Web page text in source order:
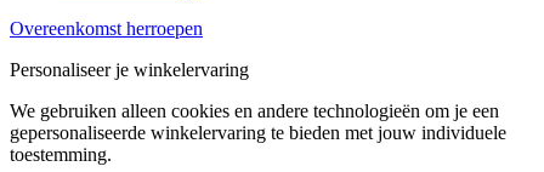
Overeenkomst herroepen
Personaliseer je winkelervaring
We gebruiken alleen cookies en andere technologieën om je een
gepersonaliseerde winkelervaring te bieden met jouw individuele
toestemming.